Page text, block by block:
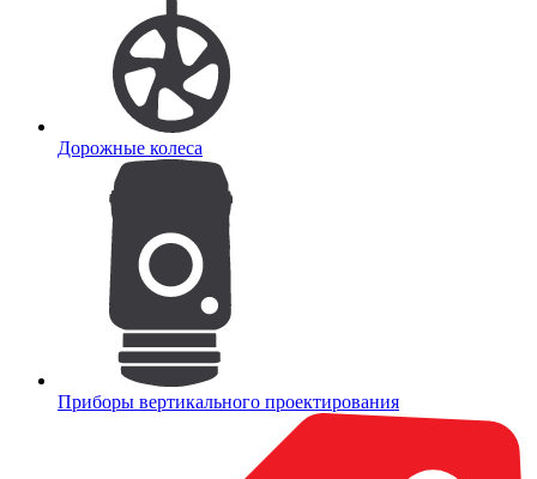
Дорожные колеса
Приборы вертикального проектирования